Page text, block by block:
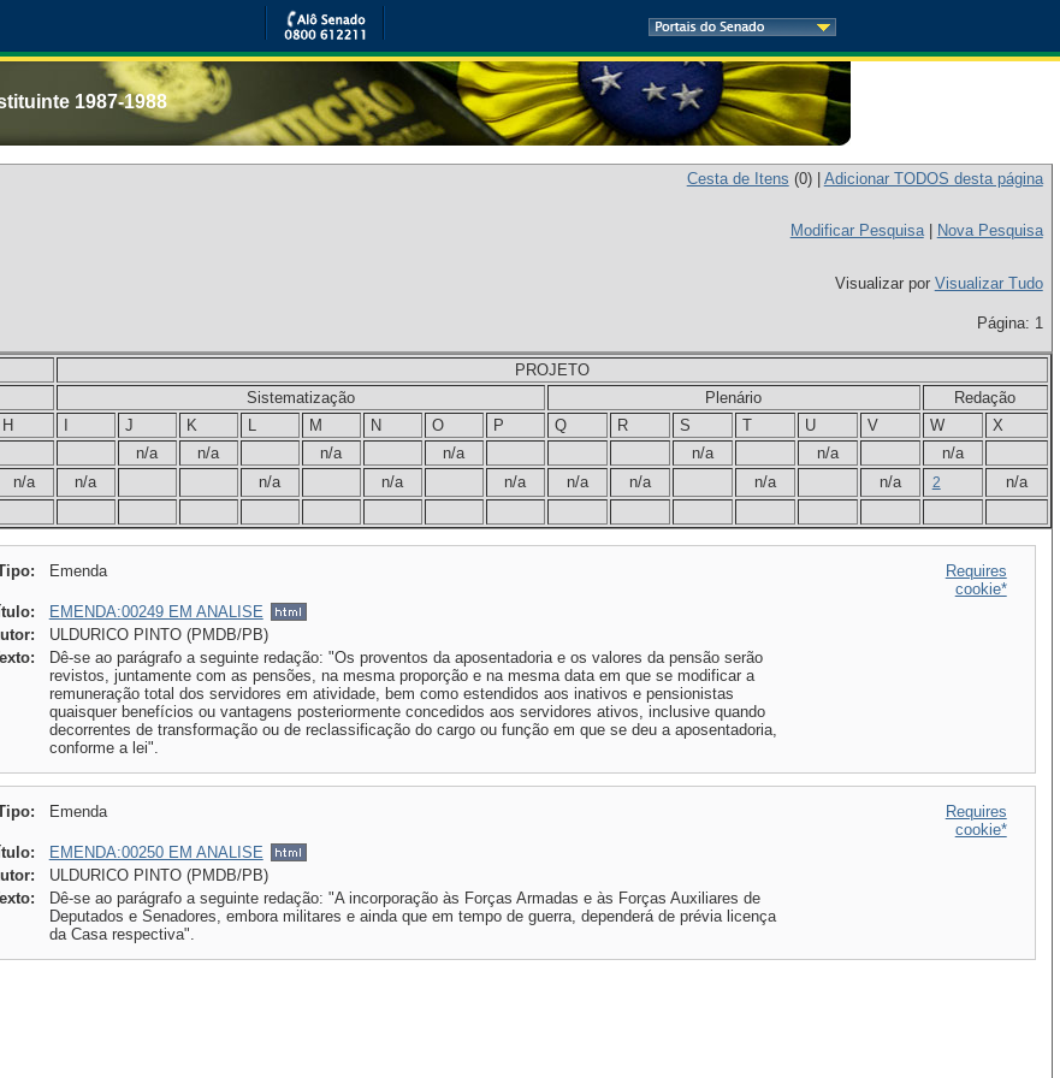
1987-1988
Cesta de Itens (0) | Adicionar TODOS desta página
Modificar Pesquisa| Nova Pesquisa
Visualizar por Visualizar Tudo
Página: 1
PROJETO
Sistematização Plenário
Redação
H J K L M N O P Q R S T U V W
X
n/a n/a n/a n/a n/a n/a
n/a
n/a n/a n/a n/a n/a n/a n/a n/a n/a 2
n/a
Emenda
Requires
cookie*
EMENDA:00249 EM ANALISE
ULDURICO PINTO (PMDB/PB)
Dê-se ao parágrafo a seguinte redação: "Os proventos da aposentadoria e os valores da pensão serão
revistos, juntamente com as pensões, na mesma proporção e na mesma data em que se modificar a
remuneração total dos servidores em atividade, bem como estendidos aos inativos e pensionistas
quaisquer benefícios ou vantagens posteriormente concedidos aos servidores ativos, inclusive quando
decorrentes de transformação ou de reclassificação do cargo ou função em que se deu a aposentadoria,
conforme a lei".
Emenda
Requires
cookie*
EMENDA:00250 EM ANALISE
ULDURICO PINTO (PMDB/PB)
Dê-se ao parágrafo a seguinte redação: "A incorporação às Forças Armadas e às Forças Auxiliares de
Deputados e Senadores, embora militares e ainda que em tempo de guerra, dependerá de prévia licença
da Casa respectiva".